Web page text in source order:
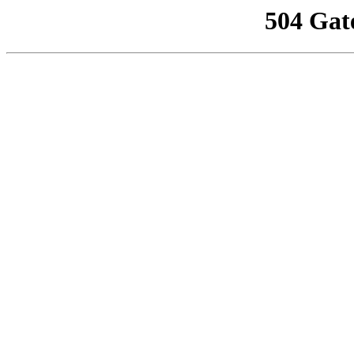
504